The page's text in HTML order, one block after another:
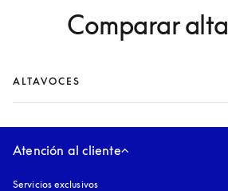
Comparar
ALTAVOCES
Atención al cliente
Servicios exclusivos